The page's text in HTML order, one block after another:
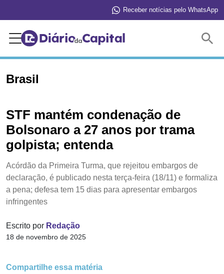
Receber notícias pelo WhatsApp
Brasil
STF mantém condenação de
Bolsonaro a 27 anos por trama
golpista; entenda
Acórdão da Primeira Turma, que rejeitou embargos de
declaração, é publicado nesta terça-feira (18/11) e formaliza
a pena; defesa tem 15 dias para apresentar embargos
infringentes
Escrito por Redação
18 de novembro de 2025
Compartilhe essa matéria